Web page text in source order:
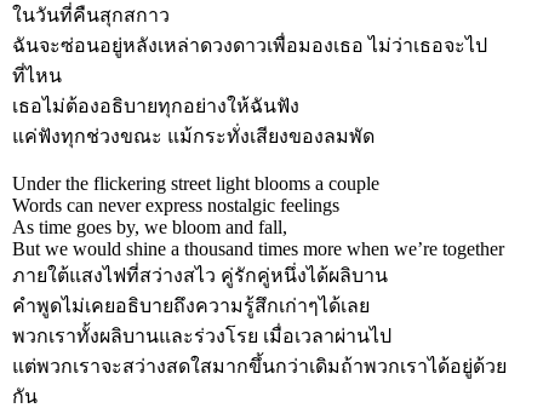
ในวันที่คืนสุกสกาว
ฉันจะซ่อนอยู่หลังเหล่าดวงดาวเพื่อมองเธอ ไม่ว่าเธอจะไป
ที่ไหน
เธอไม่ต้องอธิบายทุกอย่างให้ฉันฟัง
แค่ฟังทุกช่วงขณะ แม้กระทั่งเสียงของลมพัด
Under the flickering street light blooms a couple
Words can never express nostalgic feelings
As time goes by, we bloom and fall,
But we would shine a thousand times more when we’re together
ภายใต้แสงไฟที่สว่างสไว คู่รักคู่หนึ่งได้ผลิบาน
คำพูดไม่เคยอธิบายถึงความรู้สึกเก่าๆได้เลย
พวกเราทั้งผลิบานและร่วงโรย เมื่อเวลาผ่านไป
แต่พวกเราจะสว่างสดใสมากขึ้นกว่าเดิมถ้าพวกเราได้อยู่ด้วย
กัน